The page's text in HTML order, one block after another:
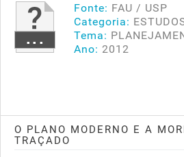
Fonte: FAU / USP
Categoria:
Tema:
Ano: 2012
O PLANO MODERNO E A
TRAÇADO